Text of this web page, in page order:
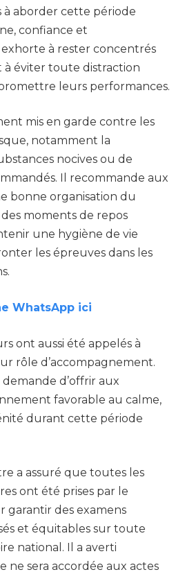
à aborder cette période
confiance et
à rester concentrés
à éviter toute distraction
leurs performances.
mis en garde contre les
notamment la
nocives ou de
Il recommande aux
bonne organisation du
moments de repos
une hygiène de vie
les épreuves dans les
WhatsApp ici
ont aussi été appelés à
rôle d’accompagnement.
d’offrir aux
favorable au calme,
durant cette période
a assuré que toutes les
ont été prises par le
des examens
et équitables sur toute
national. Il a averti
ne sera accordée aux actes